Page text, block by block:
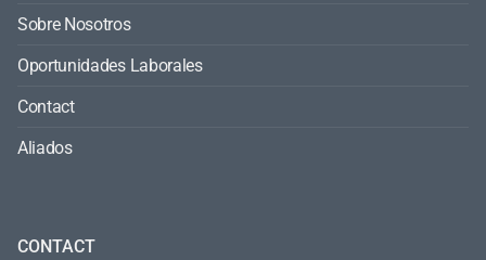
Sobre Nosotros
Oportunidades Laborales
Contact
Aliados
CONTACT